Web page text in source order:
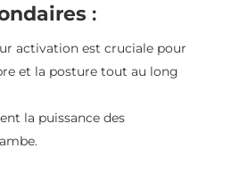
:
activation est cruciale pour
et la posture tout au long
la puissance des